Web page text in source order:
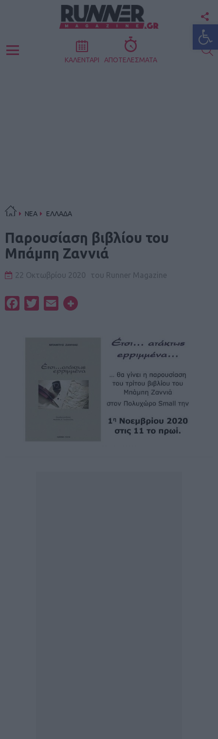
Menu ΚΑΛΕΝΤΑΡΙ ΑΠΟΤΕΛΕΣΜΑΤΑ
ΝΕΑ ΕΛΛΑΔΑ
Παρουσίαση βιβλίου του
Μπάμπη Ζαννιά
22 Οκτωβρίου 2020 του Runner Magazine
FacebookTwitterEmail